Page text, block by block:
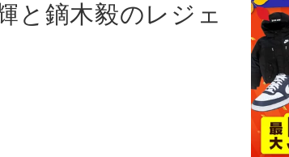
と鏑木毅のレジェ